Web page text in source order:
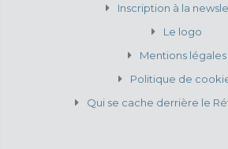
Inscription à la
Le logo
Mentions légales
Politique de
Qui se cache derrière le